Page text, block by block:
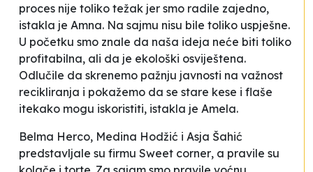
proces nije toliko težak jer smo radile zajedno,
istakla je Amna. Na sajmu nisu bile toliko uspješne.
U početku smo znale da naša ideja neće biti toliko
profitabilna, ali da je ekološki osviještena.
Odlučile da skrenemo pažnju javnosti na važnost
recikliranja i pokažemo da se stare kese i flaše
itekako mogu iskoristiti, istakla je Amela.
Belma Herco, Medina Hodžić i Asja Šahić
predstavljale su firmu Sweet corner, a pravile su